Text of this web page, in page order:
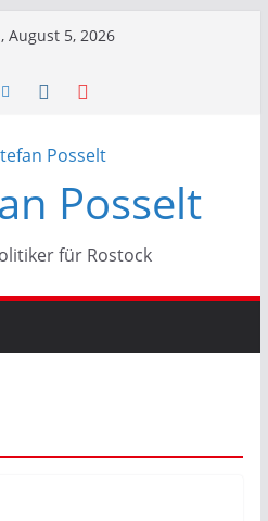
August 5, 2026
Posselt
für Rostock